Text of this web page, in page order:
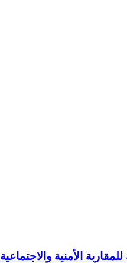
الأمنية والاجتماعية